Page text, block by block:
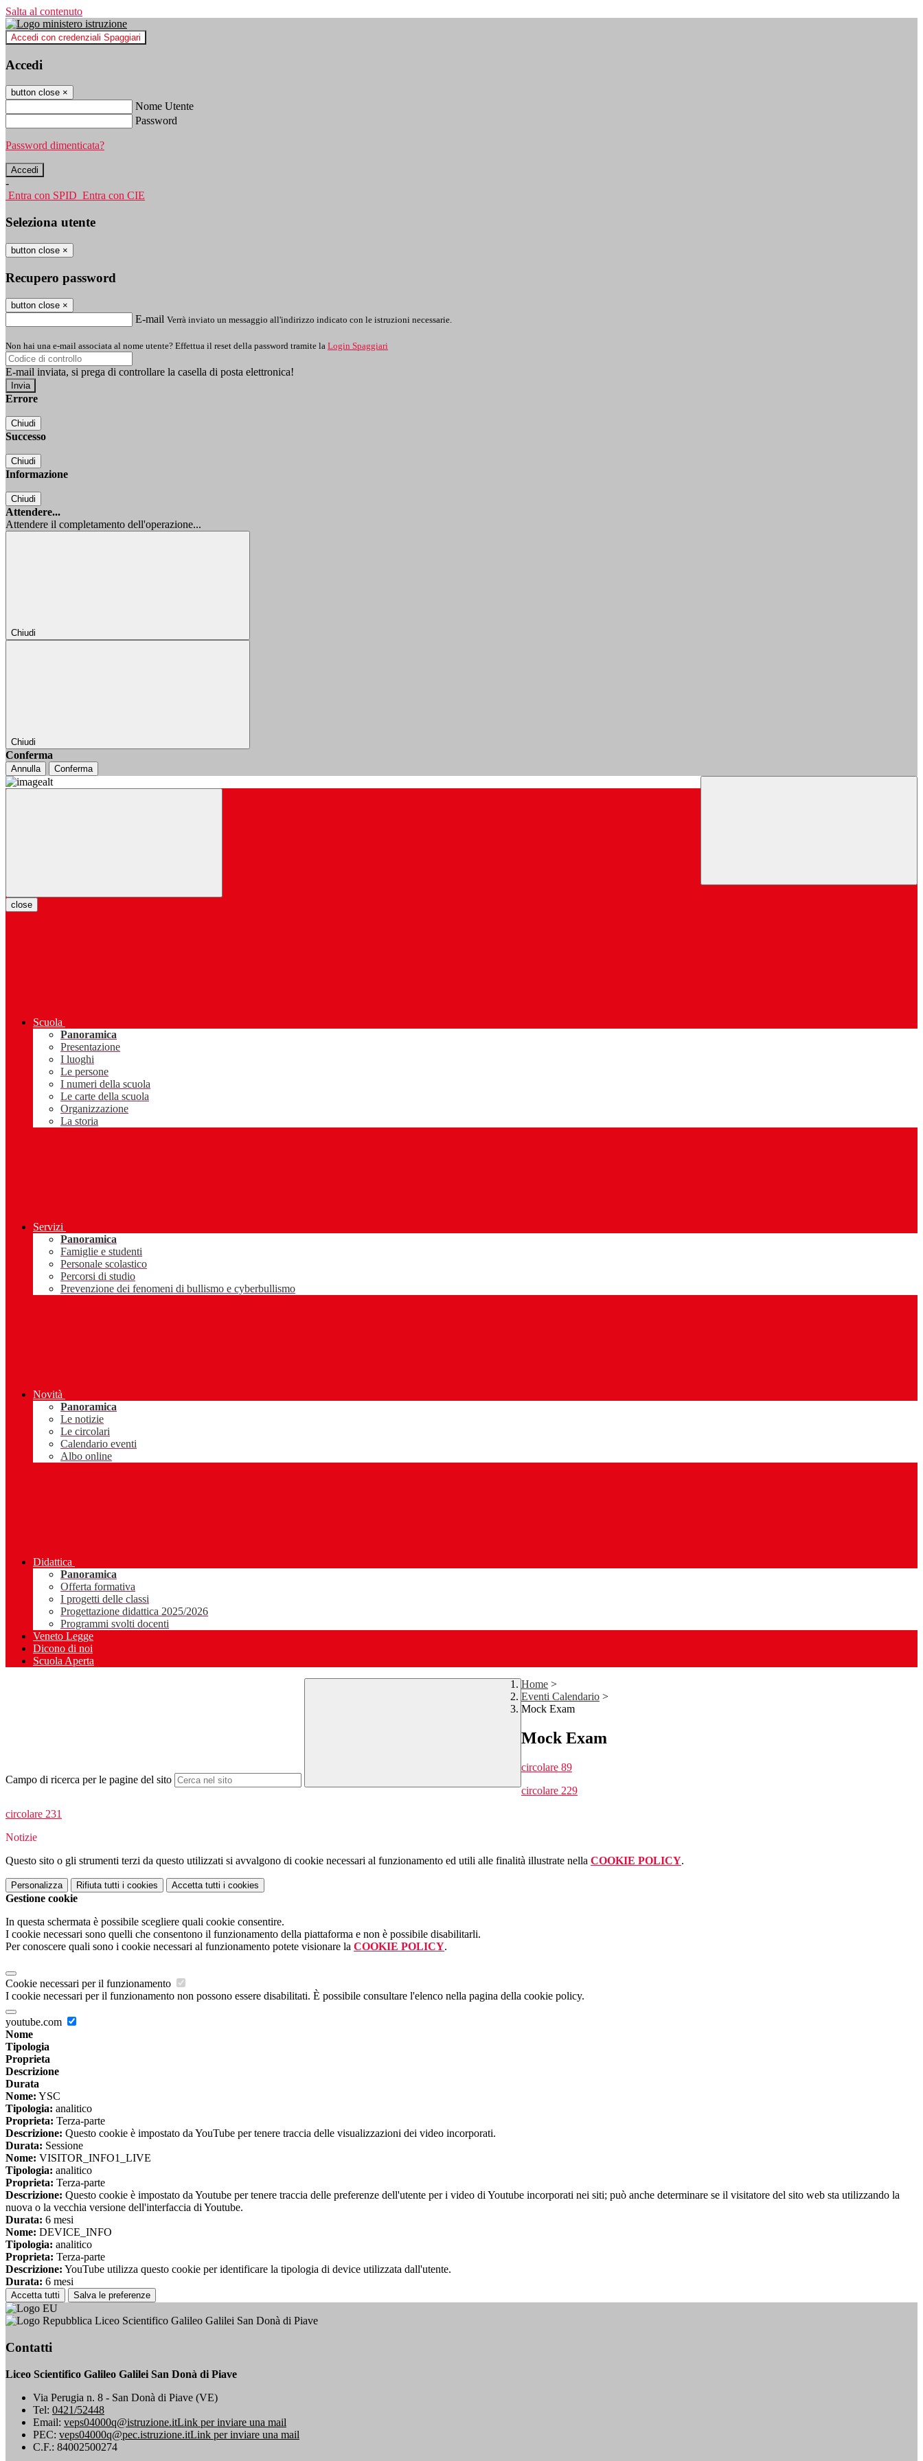
Salta al contenuto
Accedi con credenziali Spaggiari
Accedi
button close ×
Nome Utente
Password
Password dimenticata?
-
Entra con SPID Entra con CIE
Seleziona utente
button close ×
Recupero password
button close ×
E-mail Verrà inviato un messaggio all'indirizzo indicato con le istruzioni necessarie.
Non hai una e-mail associata al nome utente? Effettua il reset della password tramite la Login Spaggiari
E-mail inviata, si prega di controllare la casella di posta elettronica!
Errore
Chiudi
Successo
Chiudi
Informazione
Chiudi
Attendere...
Attendere il completamento dell'operazione...
Chiudi
Chiudi
Conferma
Annulla Conferma
close
Scuola
Panoramica
Presentazione
I luoghi
Le persone
I numeri della scuola
Le carte della scuola
Organizzazione
La storia
Servizi
Panoramica
Famiglie e studenti
Personale scolastico
Percorsi di studio
Prevenzione dei fenomeni di bullismo e cyberbullismo
Novità
Panoramica
Le notizie
Le circolari
Calendario eventi
Albo online
Didattica
Panoramica
Offerta formativa
I progetti delle classi
Progettazione didattica 2025/2026
Programmi svolti docenti
Veneto Legge
Dicono di noi
Scuola Aperta
Campo di ricerca per le pagine del sito
Home >
Eventi Calendario >
Mock Exam
Mock Exam
circolare 89
circolare 229
circolare 231
Notizie
Questo sito o gli strumenti terzi da questo utilizzati si avvalgono di cookie necessari al funzionamento ed utili alle finalità illustrate nella COOKIE POLICY.
Personalizza Rifiuta tutti i cookies Accetta tutti i cookies
Gestione cookie
In questa schermata è possibile scegliere quali cookie consentire.
I cookie necessari sono quelli che consentono il funzionamento della piattaforma e non è possibile disabilitarli.
Per conoscere quali sono i cookie necessari al funzionamento potete visionare la COOKIE POLICY.
Cookie necessari per il funzionamento
I cookie necessari per il funzionamento non possono essere disabilitati. È possibile consultare l'elenco nella pagina della cookie policy.
youtube.com
Nome
Tipologia
Proprieta
Descrizione
Durata
Nome: YSC
Tipologia: analitico
Proprieta: Terza-parte
Descrizione: Questo cookie è impostato da YouTube per tenere traccia delle visualizzazioni dei video incorporati.
Durata: Sessione
Nome: VISITOR_INFO1_LIVE
Tipologia: analitico
Proprieta: Terza-parte
Descrizione: Questo cookie è impostato da Youtube per tenere traccia delle preferenze dell'utente per i video di Youtube incorporati nei siti; può anche determinare se il visitatore del sito web sta utilizzando la
nuova o la vecchia versione dell'interfaccia di Youtube.
Durata: 6 mesi
Nome: DEVICE_INFO
Tipologia: analitico
Proprieta: Terza-parte
Descrizione: YouTube utilizza questo cookie per identificare la tipologia di device utilizzata dall'utente.
Durata: 6 mesi
Accetta tutti Salva le preferenze
Liceo Scientifico Galileo Galilei San Donà di Piave
Contatti
Liceo Scientifico Galileo Galilei San Donà di Piave
Via Perugia n. 8 - San Donà di Piave (VE)
Tel: 0421/52448
Email: veps04000q@istruzione.itLink per inviare una mail
PEC: veps04000q@pec.istruzione.itLink per inviare una mail
C.F.: 84002500274